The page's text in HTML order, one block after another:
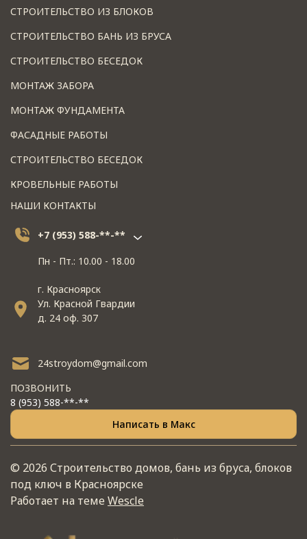
СТРОИТЕЛЬСТВО ИЗ БЛОКОВ
СТРОИТЕЛЬСТВО БАНЬ ИЗ БРУСА
СТРОИТЕЛЬСТВО БЕСЕДОК
МОНТАЖ ЗАБОРА
МОНТАЖ ФУНДАМЕНТА
ФАСАДНЫЕ РАБОТЫ
СТРОИТЕЛЬСТВО БЕСЕДОК
КРОВЕЛЬНЫЕ РАБОТЫ
НАШИ КОНТАКТЫ
+7 (953) 588-**-**
Пн - Пт.: 10.00 - 18.00
г. Красноярск
Ул. Красной Гвардии
д. 24 оф. 307
24stroydom@gmail.com
ПОЗВОНИТЬ
8 (953) 588-**-**
Написать в Макс
© 2026 Строительство домов, бань из бруса, блоков
под ключ в Красноярске
Работает на темеWescle